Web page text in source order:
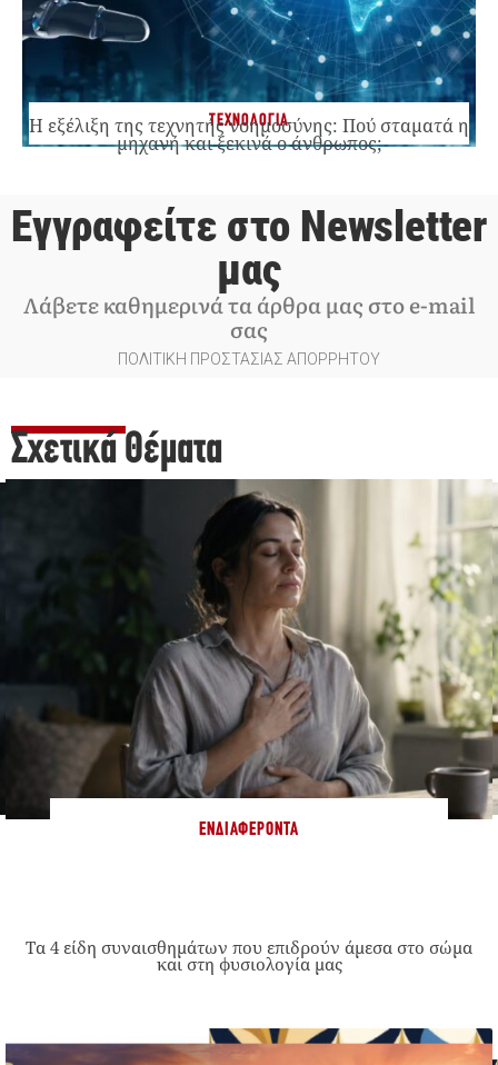
ΤΕΧΝΟΛΟΓΙΑ
Η εξέλιξη της τεχνητής νοημοσύνης: Πού σταματά η
μηχανή και ξεκινά ο άνθρωπος;
Εγγραφείτε στο Newsletter
μας
Λάβετε καθημερινά τα άρθρα μας στο e-mail
σας
ΠΟΛΙΤΙΚΗ ΠΡΟΣΤΑΣΙΑΣ ΑΠΟΡΡΗΤΟΥ
Σχετικά Θέματα
ΕΝΔΙΑΦΈΡΟΝΤΑ
Τα 4 είδη συναισθημάτων που επιδρούν άμεσα στο σώμα
και στη φυσιολογία μας